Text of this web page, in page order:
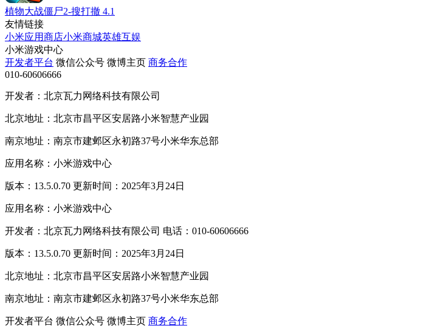
植物大战僵尸2-搜打撤 4.1
友情链接
小米应用商店小米商城英雄互娱
小米游戏中心
开发者平台 微信公众号 微博主页 商务合作
010-60606666
开发者：北京瓦力网络科技有限公司
北京地址：北京市昌平区安居路小米智慧产业园
南京地址：南京市建邺区永初路37号小米华东总部
应用名称：小米游戏中心
版本：13.5.0.70 更新时间：2025年3月24日
应用名称：小米游戏中心
开发者：北京瓦力网络科技有限公司 电话：010-60606666
版本：13.5.0.70 更新时间：2025年3月24日
北京地址：北京市昌平区安居路小米智慧产业园
南京地址：南京市建邺区永初路37号小米华东总部
开发者平台 微信公众号 微博主页 商务合作